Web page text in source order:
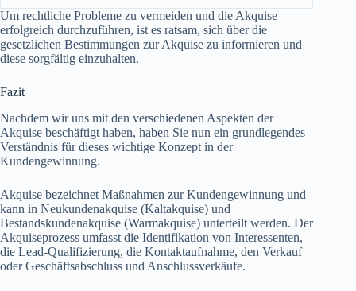
Um rechtliche Probleme zu vermeiden und die Akquise
erfolgreich durchzuführen, ist es ratsam, sich über die
gesetzlichen Bestimmungen zur Akquise zu informieren und
diese sorgfältig einzuhalten.
Fazit
Nachdem wir uns mit den verschiedenen Aspekten der
Akquise beschäftigt haben, haben Sie nun ein grundlegendes
Verständnis für dieses wichtige Konzept in der
Kundengewinnung.
Akquise bezeichnet Maßnahmen zur Kundengewinnung und
kann in Neukundenakquise (Kaltakquise) und
Bestandskundenakquise (Warmakquise) unterteilt werden. Der
Akquiseprozess umfasst die Identifikation von Interessenten,
die Lead-Qualifizierung, die Kontaktaufnahme, den Verkauf
oder Geschäftsabschluss und Anschlussverkäufe.